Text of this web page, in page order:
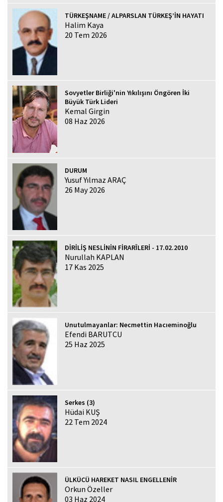
TÜRKEŞNAME / ALPARSLAN TÜRKEŞ’İN HAYATI
Halim Kaya
20 Tem 2026
Sovyetler Birliği'nin Yıkılışını Öngören İki
Büyük Türk Lideri
Kemal Girgin
08 Haz 2026
DURUM
Yusuf Yılmaz ARAÇ
26 May 2026
DİRİLİŞ NESLİNİN FİRARÎLERİ - 17.02.2010
Nurullah KAPLAN
17 Kas 2025
Unutulmayanlar: Necmettin Hacıeminoğlu
Efendi BARUTCU
25 Haz 2025
Serkes (3)
Hüdai KUŞ
22 Tem 2024
ÜLKÜCÜ HAREKET NASIL ENGELLENİR
Orkun Özeller
03 Haz 2024